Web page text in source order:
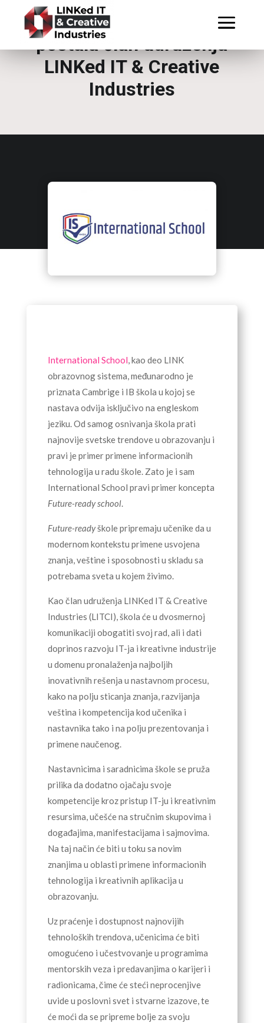
Još jedna LEA škola
postala član udruženja
LINKed IT & Creative
Industries
International School, kao deo LINK
obrazovnog sistema, međunarodno je
priznata Cambrige i IB škola u kojoj se
nastava odvija isključivo na engleskom
jeziku. Od samog osnivanja škola prati
najnovije svetske trendove u obrazovanju i
pravi je primer primene informacionih
tehnologija u radu škole. Zato je i sam
International School pravi primer koncepta
Future-ready school.
Future-readyškole pripremaju učenike da u
modernom kontekstu primene usvojena
znanja, veštine i sposobnosti u skladu sa
potrebama sveta u kojem živimo.
Kao član udruženja LINKed IT & Creative
Industries (LITCI), škola će u dvosmernoj
komunikaciji obogatiti svoj rad, ali i dati
doprinos razvoju IT-ja i kreativne industrije
u domenu pronalaženja najboljih
inovativnih rešenja u nastavnom procesu,
kako na polju sticanja znanja, razvijanja
veština i kompetencija kod učenika i
nastavnika tako i na polju prezentovanja i
primene naučenog.
Nastavnicima i saradnicima škole se pruža
prilika da dodatno ojačaju svoje
kompetencije kroz pristup IT-ju i kreativnim
resursima, učešće na stručnim skupovima i
događajima, manifestacijama i sajmovima.
Na taj način će biti u toku sa novim
znanjima u oblasti primene informacionih
tehnologija i kreativnih aplikacija u
obrazovanju.
Uz praćenje i dostupnost najnovijih
tehnoloških trendova, učenicima će biti
omogućeno i učestvovanje u programima
mentorskih veza i predavanjima o karijeri i
radionicama, čime će steći neprocenjive
uvide u poslovni svet i stvarne izazove, te
će moći da se pripreme bolje za svoju